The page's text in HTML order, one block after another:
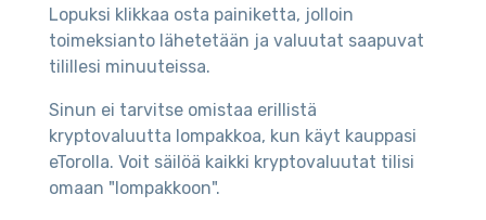
Lopuksi klikkaa osta painiketta, jolloin
toimeksianto lähetetään ja valuutat saapuvat
tilillesi minuuteissa.
Sinun ei tarvitse omistaa erillistä
kryptovaluutta lompakkoa, kun käyt kauppasi
eTorolla. Voit säilöä kaikki kryptovaluutat tilisi
omaan "lompakkoon".